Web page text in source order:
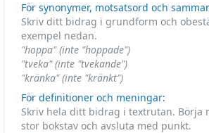
För synonymer, motsatsord och
Skriv ditt bidrag i grundform och
exempel nedan.
"hoppa" (inte "hoppade")
"tveka" (inte "tvekande")
"kränka" (inte "kränkt")
För definitioner och meningar:
Skriv hela ditt bidrag i textrutan. Börja
stor bokstav och avsluta med punkt.